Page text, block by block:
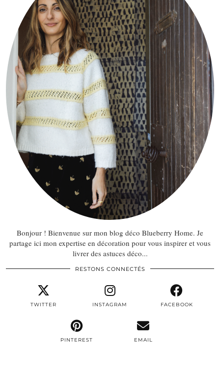
Bonjour ! Bienvenue sur mon blog déco Blueberry Home. Je
partage ici mon expertise en décoration pour vous inspirer et vous
livrer des astuces déco...
RESTONS CONNECTÉS
TWITTER INSTAGRAM FACEBOOK
PINTEREST EMAIL